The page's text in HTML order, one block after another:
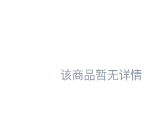
该商品暂无详情